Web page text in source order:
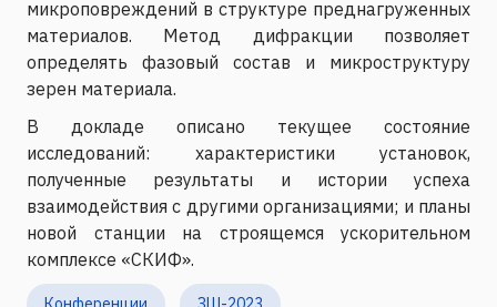
микроповреждений в структуре преднагруженных
материалов. Метод дифракции позволяет
определять фазовый состав и микроструктуру
зерен материала.
В докладе описано текущее состояние
исследований: характеристики установок,
полученные результаты и истории успеха
взаимодействия с другими организациями; и планы
новой станции на строящемся ускорительном
комплексе «СКИФ».